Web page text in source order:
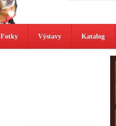
Fotky Výstavy Katalog